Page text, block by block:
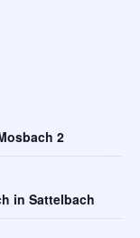
2
in Sattelbach